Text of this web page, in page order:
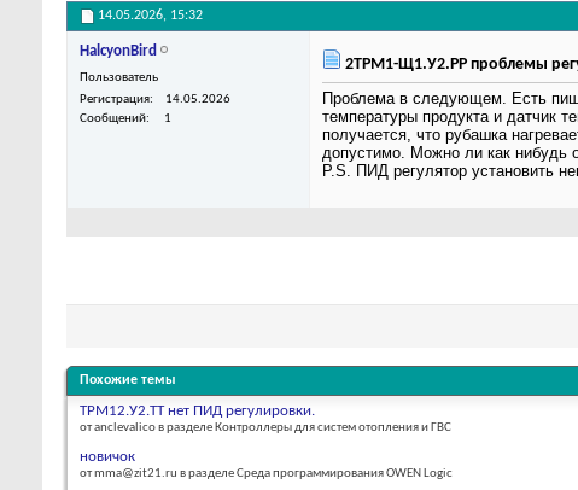
EFrol Верно. Это придётся...
14.05.2026, 15:32
HalcyonBird
Пользователь
Регистрация
14.05.2026
Сообщений
1
2ТРМ1-Щ1.У2.РР проблемы
Проблема в следующем. Есть
температуры продукта и датчик
получается, что рубашка
допустимо. Можно ли как нибудь
P.S. ПИД регулятор установить
Похожие темы
ТРМ12.У2.ТТ нет ПИД регулировки.
от anclevalico в разделе Контроллеры для систем отопления и ГВС
новичок
от mma@zit21.ru в разделе Среда программирования OWEN Logic